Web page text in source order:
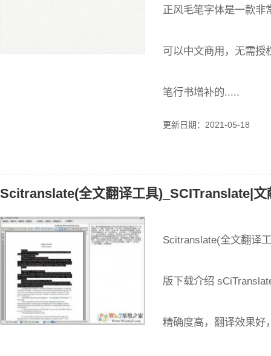
正风毛笔字体是一款非
可以中文商用，无需授
笔行书增补的.....
更新日期：2021-05-18
Scitranslate(全文翻译工具)_SCITranslate|文
Scitranslate(全文翻译
版下载介绍
精确度高，翻译效果好